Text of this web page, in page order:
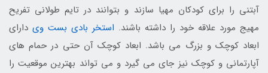
آبتنی را برای کودکان مهیا سازند و بتوانند در تایم طولانی تفریح
مهیج مورد علاقه خود را داشته باشند. استخر بادی بست وی دارای
ابعاد کوچک و بزرگ می باشد. ابعاد کوچک آن حتی در حمام های
آپارتمانی و کوچک نیز جای می گیرد و می تواند بهترین موقعیت را